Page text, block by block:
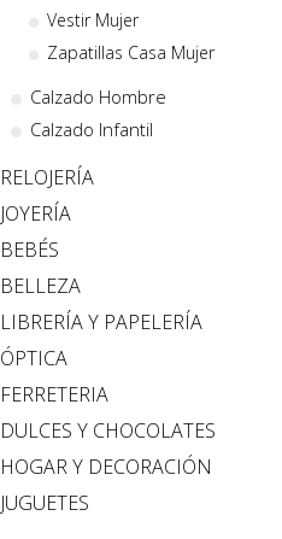
Vestir Mujer
Zapatillas Casa Mujer
Calzado Hombre
Calzado Infantil
RELOJERÍA
JOYERÍA
BEBÉS
BELLEZA
LIBRERÍA Y PAPELERÍA
ÓPTICA
FERRETERIA
DULCES Y CHOCOLATES
HOGAR Y DECORACIÓN
JUGUETES